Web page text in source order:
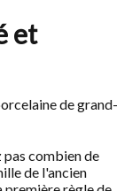
et
de grand-
pas combien de
de l'ancien